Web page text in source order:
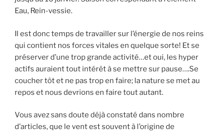
Eau, Rein-vessie.
Il est donc temps de travailler sur l’énergie de nos reins
qui contient nos forces vitales en quelque sorte! Et se
préserver d’une trop grande activité…et oui, les hyper
actifs auraient tout intérêt à se mettre sur pause….Se
coucher tôt et ne pas trop en faire; la nature se met au
repos et nous devrions en faire tout autant.
Vous avez sans doute déjà constaté dans nombre
d’articles, que le vent est souvent à l’origine de